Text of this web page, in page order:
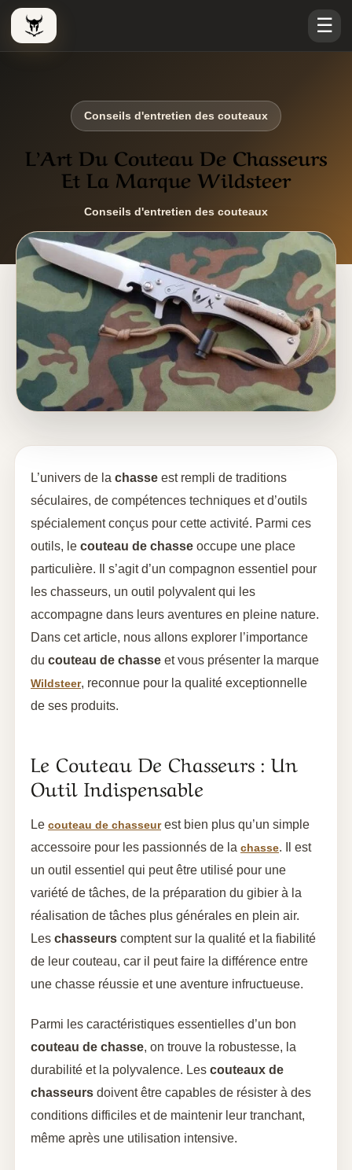
Le Viking Couteau ☰
Conseils d'entretien des couteaux
L’Art Du Couteau De Chasseurs
Et La Marque Wildsteer
Conseils d'entretien des couteaux
L’univers de la chasse est rempli de traditions
séculaires, de compétences techniques et d’outils
spécialement conçus pour cette activité. Parmi ces
outils, le couteau de chasse occupe une place
particulière. Il s’agit d’un compagnon essentiel pour
les chasseurs, un outil polyvalent qui les
accompagne dans leurs aventures en pleine nature.
Dans cet article, nous allons explorer l’importance
du couteau de chasse et vous présenter la marque
Wildsteer, reconnue pour la qualité exceptionnelle
de ses produits.
Le Couteau De Chasseurs : Un
Outil Indispensable
Le couteau de chasseurest bien plus qu’un simple
accessoire pour les passionnés de la chasse. Il est
un outil essentiel qui peut être utilisé pour une
variété de tâches, de la préparation du gibier à la
réalisation de tâches plus générales en plein air.
Les chasseurs comptent sur la qualité et la fiabilité
de leur couteau, car il peut faire la différence entre
une chasse réussie et une aventure infructueuse.
Parmi les caractéristiques essentielles d’un bon
couteau de chasse, on trouve la robustesse, la
durabilité et la polyvalence. Les couteaux de
chasseurs doivent être capables de résister à des
conditions difficiles et de maintenir leur tranchant,
même après une utilisation intensive.